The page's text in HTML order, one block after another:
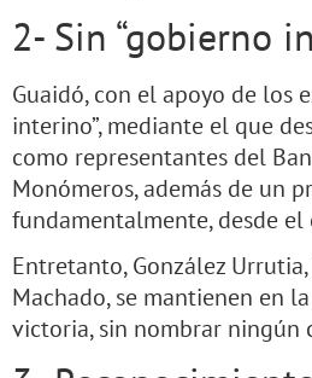
2- Sin “gobierno
Guaidó, con el apoyo de los
interino”, mediante el que
como representantes del
Monómeros, además de un
fundamentalmente, desde
Entretanto, González
Machado, se mantienen en
victoria, sin nombrar